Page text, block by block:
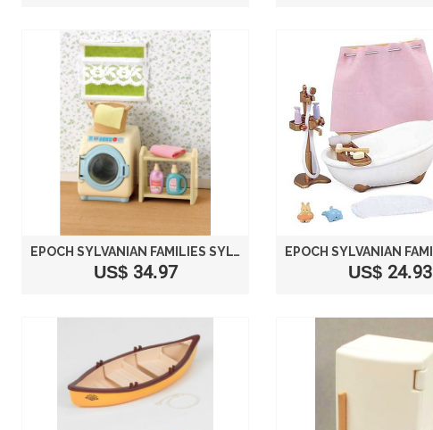
EPOCH SYLVANIAN FAMILIES SYLVANIAN FAMILY WASHING MACHINE KA-624
US$ 34.97 US$ 24.93